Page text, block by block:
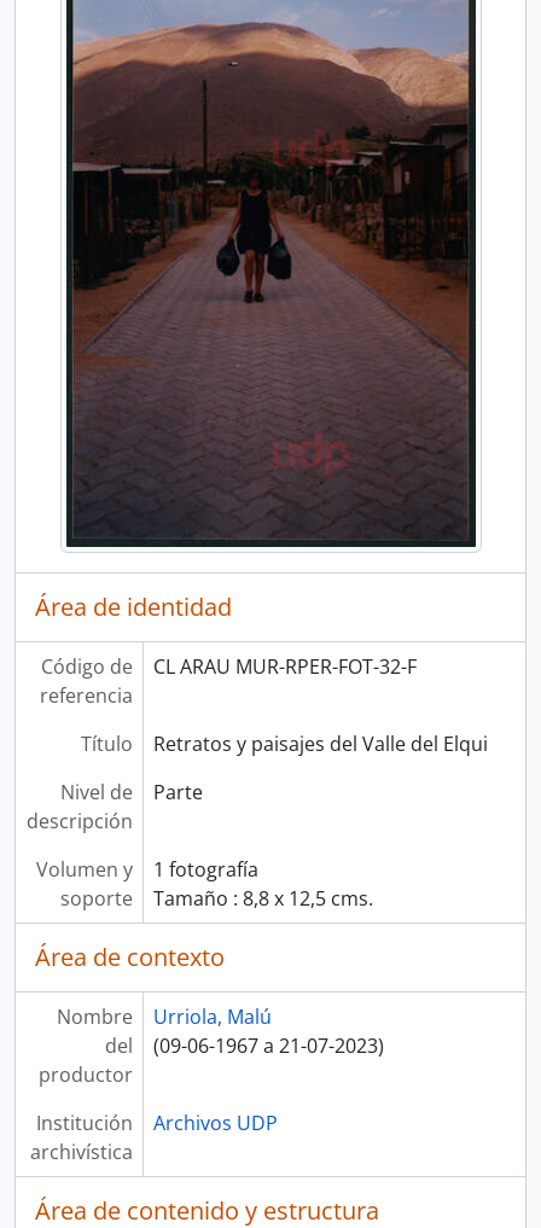
Área de identidad
Código de
referencia
CL ARAU MUR-RPER-FOT-32-F
Título
Retratos y paisajes del Valle del Elqui
Nivel de
descripción
Parte
Volumen y
soporte
1 fotografía
Tamaño : 8,8 x 12,5 cms.
Área de contexto
Nombre
del
productor
Urriola, Malú
(09-06-1967 a 21-07-2023)
Institución
archivística
Archivos UDP
Área de contenido y estructura